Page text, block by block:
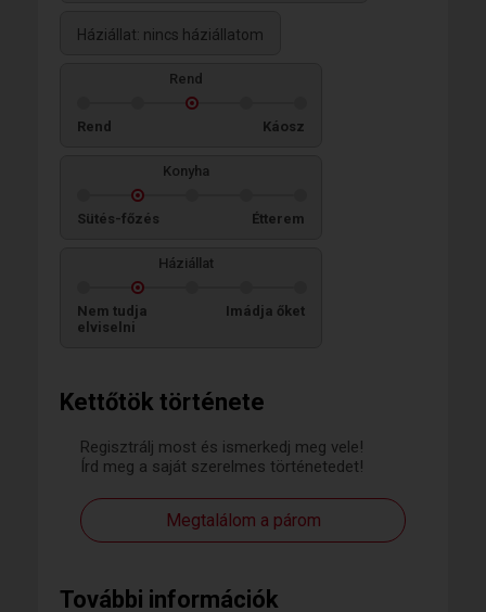
Kettőtök története
Regisztrálj most és ismerkedj meg vele!
Írd meg a saját szerelmes történetedet!
Megtalálom a párom
További információk
Háziállat: nincs háziállatom
Rend
Rend Káosz
Konyha
Sütés-főzés Étterem
Háziállat
Nem tudja
elviselni
Imádja őket